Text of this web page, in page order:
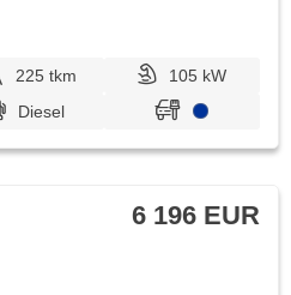
225 tkm
105 kW
Diesel
6 196 EUR